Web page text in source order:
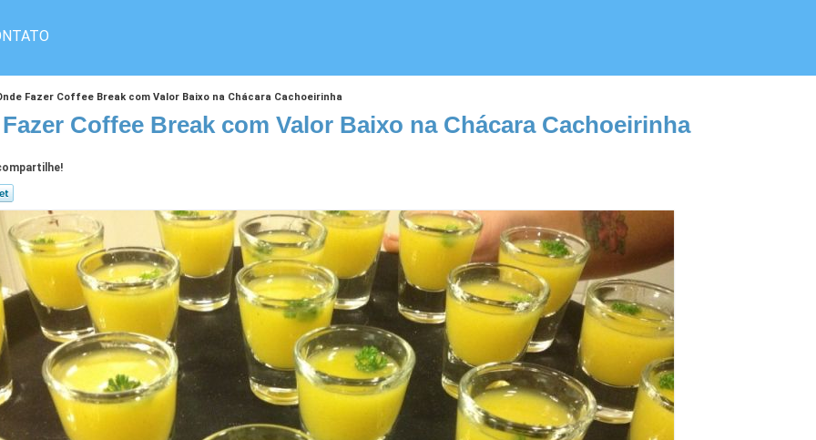
Fazer Coffee Break com Valor Baixo na Chácara Cachoeirinha
Coffee Break com Valor Baixo na Chácara Cachoeirinha